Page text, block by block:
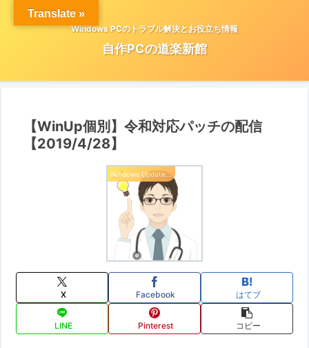
Windows PCのトラブル解決とお役立ち情報
自作PCの道楽新館
【WinUp個別】令和対応パッチの配信
【2019/4/28】
X Facebook はてブ
LINE Pinterest コピー
Translate »